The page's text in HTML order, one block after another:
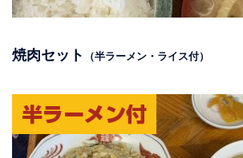
焼肉セット （半ラーメン・ライス付）